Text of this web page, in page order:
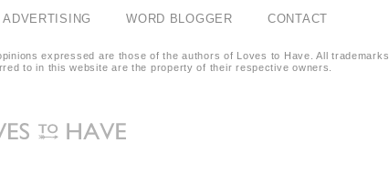
ADVERTISING WORD BLOGGER CONTACT
expressed are those of the authors of Loves to Have. All trademarks,
to in this website are the property of their respective owners.